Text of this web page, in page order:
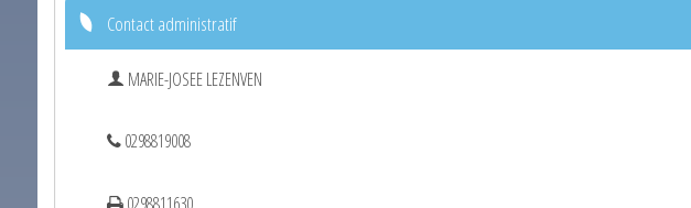
Contact administratif
MARIE-JOSEE LEZENVEN
0298819008
0298811630